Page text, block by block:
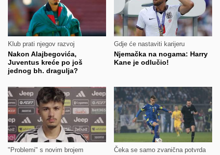
Klub prati njegov razvoj
Nakon Alajbegovića,
Juventus kreće po još
jednog bh. dragulja?
Gdje će nastaviti karijeru
Njemačka na nogama: Harry
Kane je odlučio!
"Problemi" s novim brojem Čeka se samo zvanična potvrda